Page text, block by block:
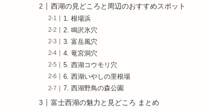
西湖の見どころと周辺のおすすめスポット
1. 根場浜
2. 鳴沢氷穴
3. 富岳風穴
4. 竜宮洞穴
5. 西湖コウモリ穴
6. 西湖いやしの里根場
7. 西湖野鳥の森公園
富士西湖の魅力と見どころ まとめ